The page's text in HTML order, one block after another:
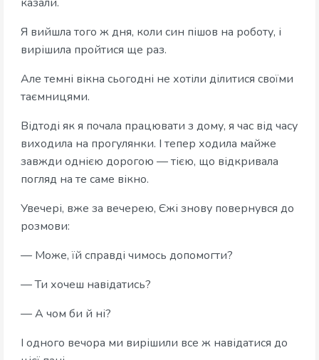
Я вийшла того ж дня, коли син пішов на роботу, і
вирішила пройтися ще раз.
Але темні вікна сьогодні не хотіли ділитися своїми
таємницями.
Відтоді як я почала працювати з дому, я час від часу
виходила на прогулянки. І тепер ходила майже
завжди однією дорогою — тією, що відкривала
погляд на те саме вікно.
Увечері, вже за вечерею, Єжі знову повернувся до
розмови:
— Може, їй справді чимось допомогти?
— Ти хочеш навідатись?
— А чом би й ні?
І одного вечора ми вирішили все ж навідатися до